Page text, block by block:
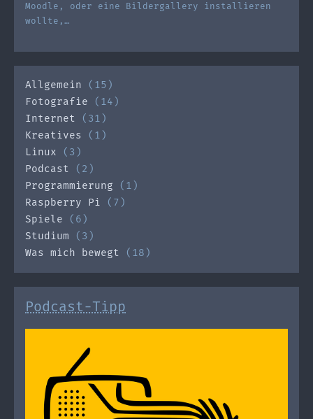
Moodle, oder eine Bildergallery installieren
wollte,…
Allgemein (15)
Fotografie (14)
Internet (31)
Kreatives
(1)
Linux (3)
Podcast (2)
Programmierung (1)
Raspberry Pi (7)
Spiele (6)
Studium (3)
Was mich bewegt (18)
Podcast-Tipp